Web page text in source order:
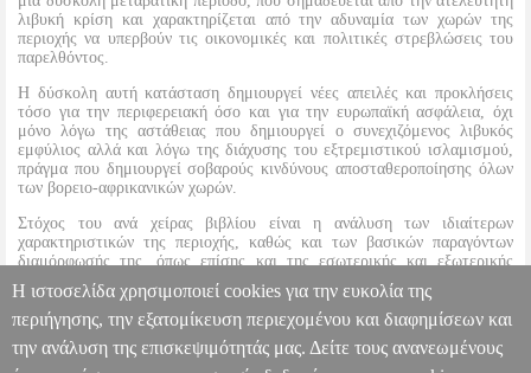
λιβυκή κρίση και χαρακτηρίζεται από την αδυναμία των χωρών της
περιοχής να υπερβούν τις οικονομικές και πολιτικές στρεβλώσεις του
παρελθόντος.
Η δύσκολη αυτή κατάσταση δημιουργεί νέες απειλές και προκλήσεις
τόσο για την περιφερειακή όσο και για την ευρωπαϊκή ασφάλεια, όχι
μόνο λόγω της αστάθειας που δημιουργεί ο συνεχιζόμενος λιβυκός
εμφύλιος αλλά και λόγω της διάχυσης του εξτρεμιστικού ισλαμισμού,
πράγμα που δημιουργεί σοβαρούς κινδύνους αποσταθεροποίησης όλων
των βορειο-αφρικανικών χωρών.
Στόχος του ανά χείρας βιβλίου είναι η ανάλυση των ιδιαίτερων
χαρακτηριστικών της περιοχής, καθώς και των βασικών παραγόντων
διαμόρφωσής της, όπως επίσης και της εσωτερικής και εξωτερικής
πολιτικής κάθε μίας από τις πέντε χώρες που την απαρτίζουν από την
κατάκτηση της ανεξαρτησίας τους μέχρι σήμερα.
ΒΟΡΕΙΑ ΑΦΡΙΚΗ BKS.0074170 BKS.0074170 ΚΕΦΑΛΑ ΒΙΒΗ
Η ιστοσελίδα χρησιμοποιεί cookies για την ευκολία της
περιήγησης, την εξατομίκευση περιεχομένου και διαφημίσεων και
την ανάλυση της επισκεψιμότητάς μας. Δείτε τους ανανεωμένους